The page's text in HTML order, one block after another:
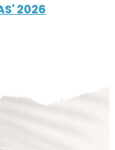
2026